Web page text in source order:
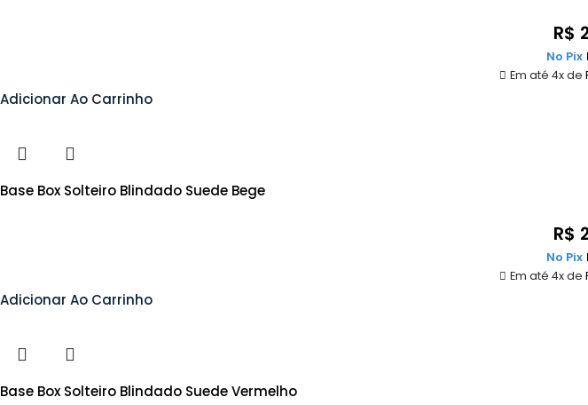
R$
Em até 4x de
No Pix
Adicionar Ao Carrinho
Base Box Solteiro Blindado Suede Bege
R$
Em até 4x de
No Pix
Adicionar Ao Carrinho
Base Box Solteiro Blindado Suede Vermelho